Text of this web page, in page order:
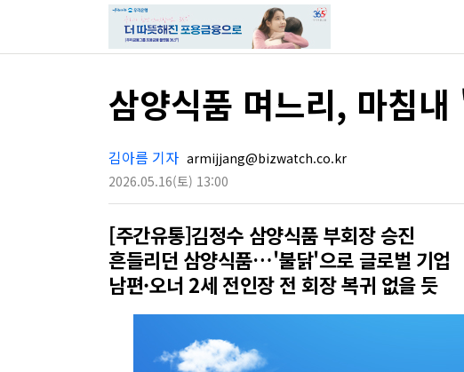
삼양식품 며느리, 마침
김아름 기자 armijjang@bizwatch.co.kr
2026.05.16(토) 13:00
[주간유통]김정수 삼양식품 부회장 승진
흔들리던 삼양식품…'불닭'으로 글로벌 기업
남편·오너 2세 전인장 전 회장 복귀 없을 듯